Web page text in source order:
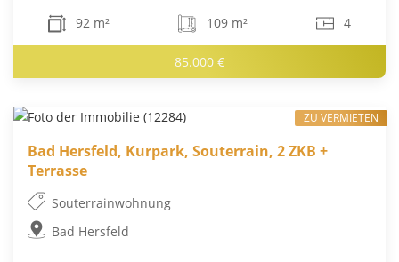
92 m² 109 m² 4
85.000 €
Bad Hersfeld, Kurpark, Souterrain, 2 ZKB +
Terrasse
Souterrainwohnung
Bad Hersfeld
ZU VERMIETEN